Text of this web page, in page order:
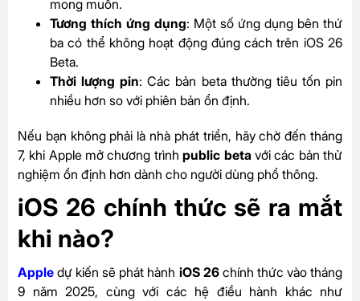
mong muốn.
Tương thích ứng dụng: Một số ứng dụng bên thứ
ba có thể không hoạt động đúng cách trên iOS 26
Beta.
Thời lượng pin: Các bản beta thường tiêu tốn pin
nhiều hơn so với phiên bản ổn định.
Nếu bạn không phải là nhà phát triển, hãy chờ đến tháng
7, khi Apple mở chương trìnhpublic betavới các bản thử
nghiệm ổn định hơn dành cho người dùng phổ thông.
iOS 26 chính thức sẽ ra mắt
khi nào?
Apple dự kiến sẽ phát hành iOS 26chính thức vào tháng
9 năm 2025, cùng với các hệ điều hành khác như